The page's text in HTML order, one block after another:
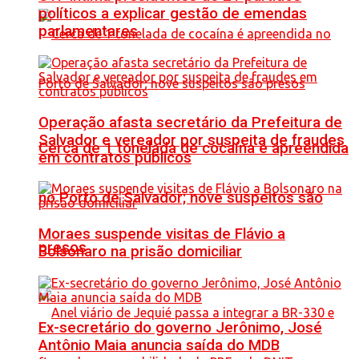
Cerca de 1 tonelada de cocaína é apreendida
no Porto de Salvador; nove suspeitos são
presos
políticos a explicar gestão de emendas
parlamentares
Operação afasta secretário da Prefeitura de
Salvador e vereador por suspeita de fraudes
em contratos públicos
Moraes suspende visitas de Flávio a
Bolsonaro na prisão domiciliar
Ex-secretário do governo Jerônimo, José
Antônio Maia anuncia saída do MDB